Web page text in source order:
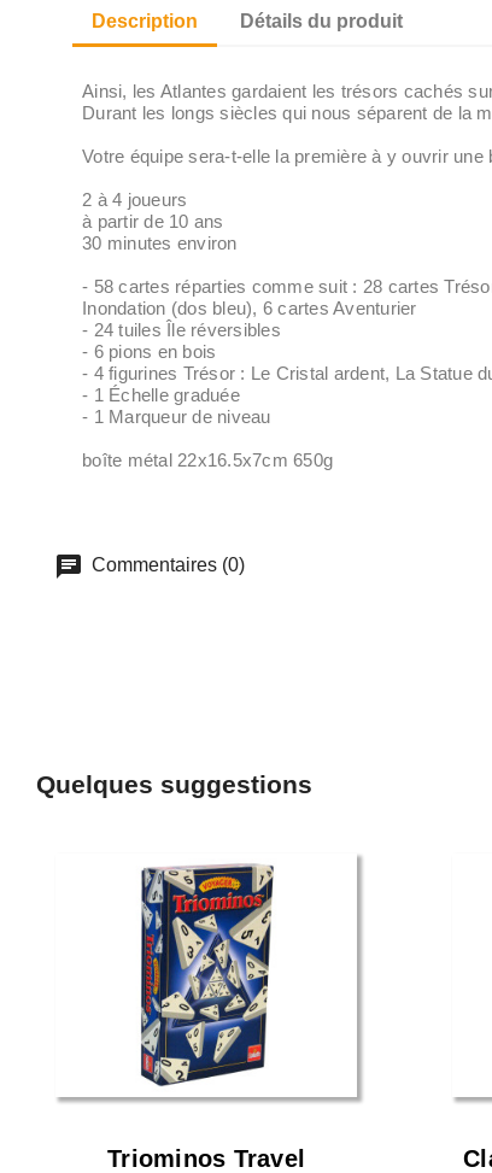
Description Détails du produit
Ainsi, les Atlantes gardaient les trésors cachés
Durant les longs siècles qui nous séparent de la
Votre équipe sera-t-elle la première à y ouvrir
2 à 4 joueurs
à partir de 10 ans
30 minutes environ
- 58 cartes réparties comme suit : 28 cartes
Inondation (dos bleu), 6 cartes Aventurier
- 24 tuiles Île réversibles
- 6 pions en bois
- 4 figurines Trésor : Le Cristal ardent, La Statue
- 1 Échelle graduée
- 1 Marqueur de niveau
boîte métal 22x16.5x7cm 650g
Commentaires (0)
Quelques suggestions
Triominos Travel